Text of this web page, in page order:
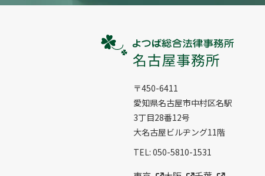
〒450-6411
愛知県名古屋市中村区名駅
3丁⽬28番12号
⼤名古屋ビルヂング11階
TEL: 050-5810-1531